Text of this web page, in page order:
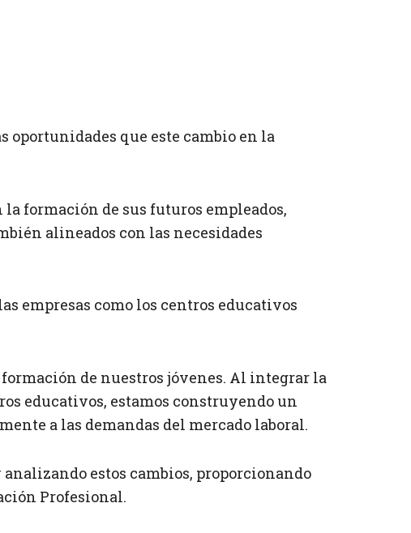
oportunidades que este cambio en la
formación de sus futuros empleados,
alineados con las necesidades
empresas como los centros educativos
de nuestros jóvenes. Al integrar la
educativos, estamos construyendo un
a las demandas del mercado laboral.
estos cambios, proporcionando
Profesional.